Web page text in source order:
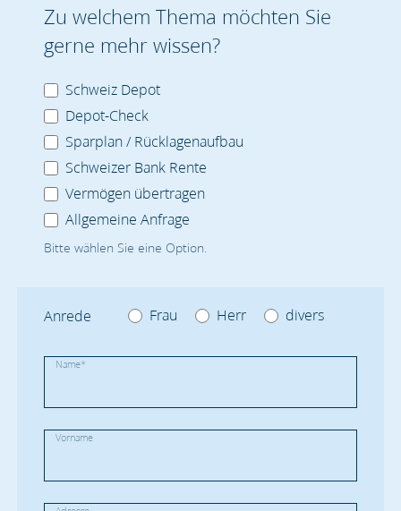
Zu welchem Thema möchten Sie
gerne mehr wissen?
Schweiz Depot
Depot-Check
Sparplan / Rücklagenaufbau
Schweizer Bank Rente
Vermögen übertragen
Allgemeine Anfrage
Bitte wählen Sie eine Option.
Anrede Frau Herr divers
Name*
Vorname